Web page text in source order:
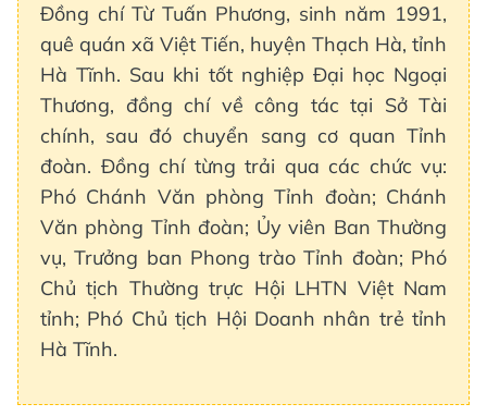
Đồng chí Từ Tuấn Phương, sinh năm 1991,
quê quán xã Việt Tiến, huyện Thạch Hà, tỉnh
Hà Tĩnh. Sau khi tốt nghiệp Đại học Ngoại
Thương, đồng chí về công tác tại Sở Tài
chính, sau đó chuyển sang cơ quan Tỉnh
đoàn. Đồng chí từng trải qua các chức vụ:
Phó Chánh Văn phòng Tỉnh đoàn; Chánh
Văn phòng Tỉnh đoàn; Ủy viên Ban Thường
vụ, Trưởng ban Phong trào Tỉnh đoàn; Phó
Chủ tịch Thường trực Hội LHTN Việt Nam
tỉnh; Phó Chủ tịch Hội Doanh nhân trẻ tỉnh
Hà Tĩnh.